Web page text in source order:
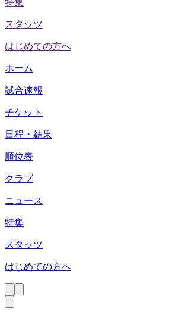
スタッツ
はじめての方へ
ホーム
試合速報
チケット
日程・結果
順位表
クラブ
ニュース
特集
スタッツ
はじめての方へ